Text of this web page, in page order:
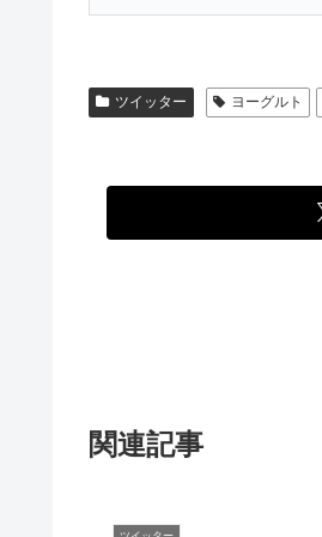
ツイッター ヨーグルト
関連記事